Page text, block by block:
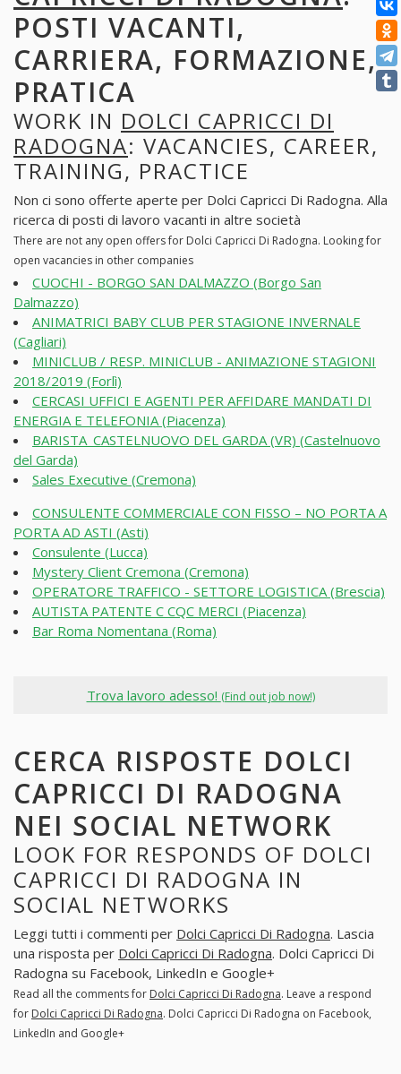
POSTI VACANTI,
CARRIERA, FORMAZIONE,
PRATICA
WORK IN DOLCI CAPRICCI DI
RADOGNA: VACANCIES, CAREER,
TRAINING, PRACTICE
Non ci sono offerte aperte per Dolci Capricci Di Radogna. Alla
ricerca di posti di lavoro vacanti in altre società
There are not any open offers for Dolci Capricci Di Radogna. Looking for
open vacancies in other companies
CUOCHI - BORGO SAN DALMAZZO (Borgo San
Dalmazzo)
ANIMATRICI BABY CLUB PER STAGIONE INVERNALE
(Cagliari)
MINICLUB / RESP. MINICLUB - ANIMAZIONE STAGIONI
2018/2019 (Forlì)
CERCASI UFFICI E AGENTI PER AFFIDARE MANDATI DI
ENERGIA E TELEFONIA (Piacenza)
BARISTA_CASTELNUOVO DEL GARDA (VR) (Castelnuovo
del Garda)
Sales Executive (Cremona)
CONSULENTE COMMERCIALE CON FISSO – NO PORTA A
PORTA AD ASTI (Asti)
Consulente (Lucca)
Mystery Client Cremona (Cremona)
OPERATORE TRAFFICO - SETTORE LOGISTICA (Brescia)
AUTISTA PATENTE C CQC MERCI (Piacenza)
Bar Roma Nomentana (Roma)
Trova lavoro adesso! (Find out job now!)
CERCA RISPOSTE DOLCI
CAPRICCI DI RADOGNA
NEI SOCIAL NETWORK
LOOK FOR RESPONDS OF DOLCI
CAPRICCI DI RADOGNA IN
SOCIAL NETWORKS
Leggi tutti i commenti per Dolci Capricci Di Radogna. Lascia
una risposta per Dolci Capricci Di Radogna. Dolci Capricci Di
Radogna su Facebook, LinkedIn e Google+
Read all the comments for Dolci Capricci Di Radogna. Leave a respond
for Dolci Capricci Di Radogna. Dolci Capricci Di Radogna on Facebook,
LinkedIn and Google+